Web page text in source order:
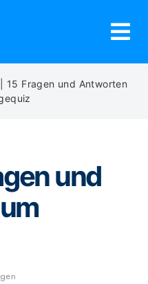
15 Fragen und Antworten
und